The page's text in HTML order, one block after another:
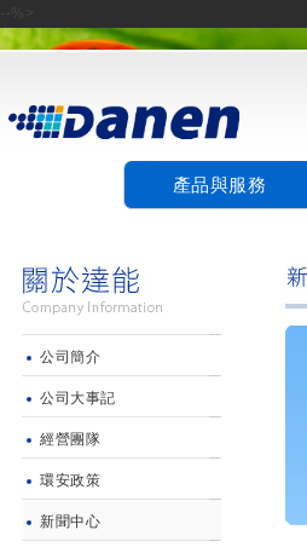
產品與服務
公司簡介
公司大事記
經營團隊
環安政策
新聞中心